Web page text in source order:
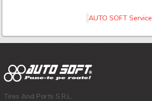
AUTO SOFT Service
Tires And Parts S.R.L.